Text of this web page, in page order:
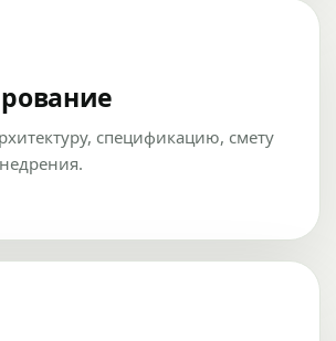
спецификацию, смету